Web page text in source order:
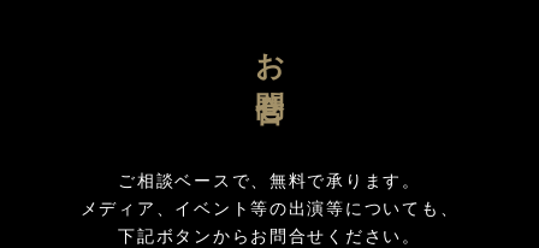
お問合せ
ご相談ベースで、無料で承ります。
メディア、イベント等の出演等についても、